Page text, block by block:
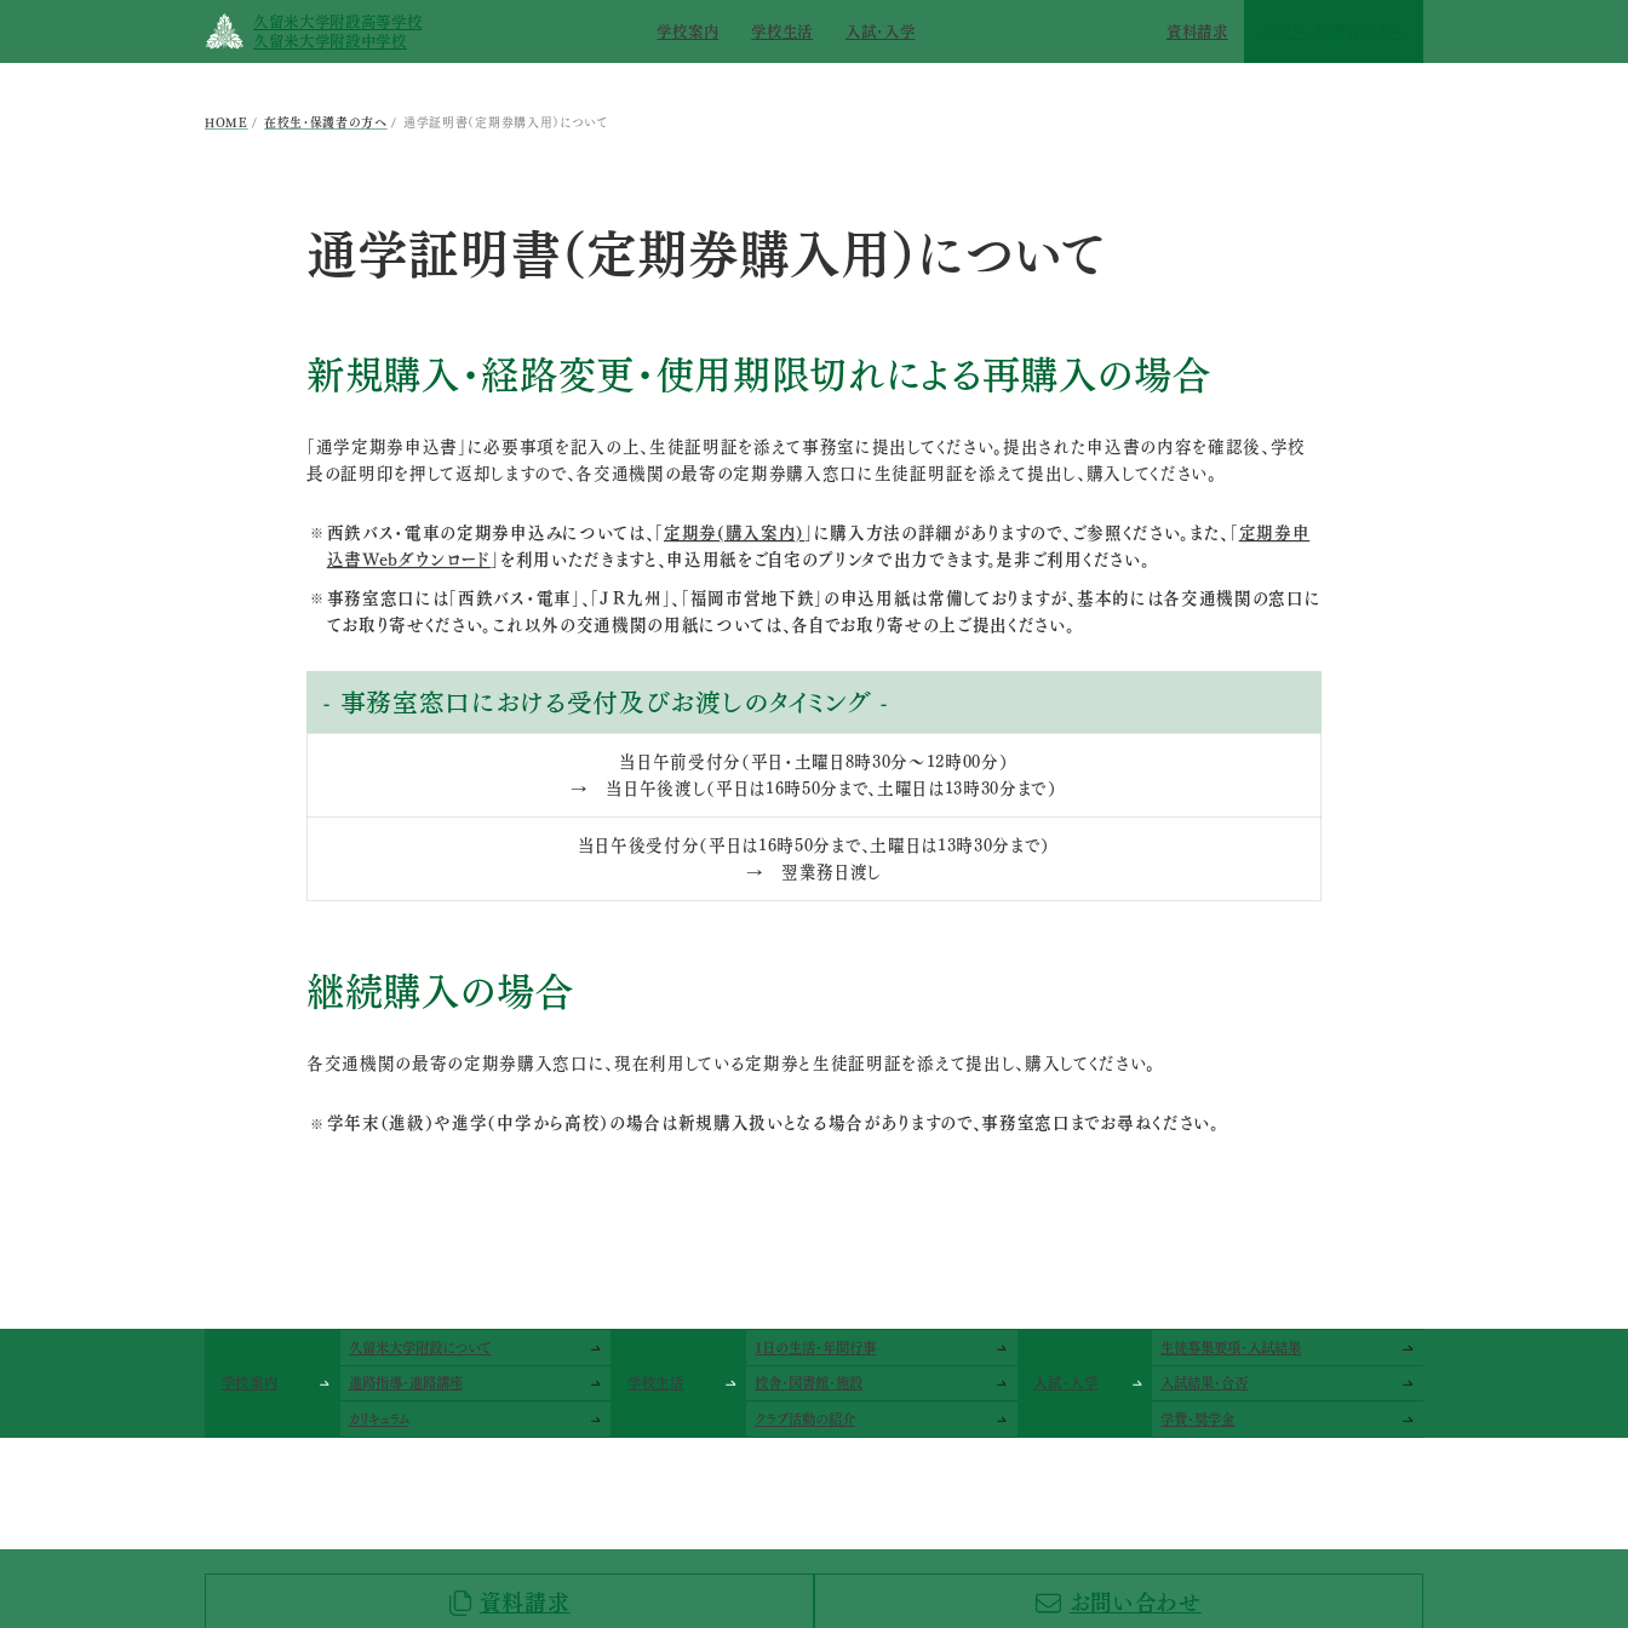
久留米大学附設高等学校
久留米大学附設中学校
学校案内 学校生活 入試･入学 資料請求
HOME 在校生･保護者の方へ 通学証明書（定期券購入用）について
通学証明書（定期券購入用）について
新規購入・経路変更・使用期限切れによる再購入の場合
「通学定期券申込書」に必要事項を記入の上、生徒証明証を添えて事務室に提出してください。提出された申込書の内容を確認後、学校
長の証明印を押して返却しますので、各交通機関の最寄の定期券購入窓口に生徒証明証を添えて提出し、購入してください。
西鉄バス・電車の定期券申込みについては、「 定期券(購入案内) 」に購入方法の詳細がありますので、ご参照ください。また、「 定期券申
込書Webダウンロード
」を利用いただきますと、申込用紙をご自宅のプリンタで出力できます。是非ご利用ください。
事務室窓口には「西鉄バス・電車」、「ＪＲ九州」、「福岡市営地下鉄」の申込用紙は常備しておりますが、基本的には各交通機関の窓口に
てお取り寄せください。これ以外の交通機関の用紙については、各自でお取り寄せの上ご提出ください。
- 事務室窓口における受付及びお渡しのタイミング -
当日午前受付分（平日・土曜日8時30分～12時00分）
→ 当日午後渡し（平日は16時50分まで、土曜日は13時30分まで）
当日午後受付分（平日は16時50分まで、土曜日は13時30分まで）
→ 翌業務日渡し
継続購入の場合
各交通機関の最寄の定期券購入窓口に、現在利用している定期券と生徒証明証を添えて提出し、購入してください。
学年末（進級）や進学（中学から高校）の場合は新規購入扱いとなる場合がありますので、事務室窓口までお尋ねください。
学校案内
久留米大学附設について
進路指導･進路講座
カリキュラム
学校生活
1日の生活･年間行事
校舎･図書館･施設
クラブ活動の紹介
入試･入学
生徒募集要項･入試結果
入試結果･合否
学費･奨学金
資料請求 お問い合わせ